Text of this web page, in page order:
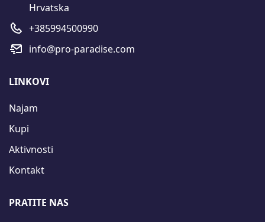
Hrvatska
+385994500990
info@pro-paradise.com
LINKOVI
Najam
Kupi
Aktivnosti
Kontakt
PRATITE NAS